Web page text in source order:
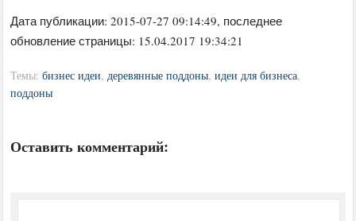
Дата публикации:2015-07-27 09:14:49, последнее
обновление страницы: 15.04.2017 19:34:21
Темы:бизнес идеи, деревянные поддоны,идеи для бизнеса,
поддоны
Оставить комментарий: